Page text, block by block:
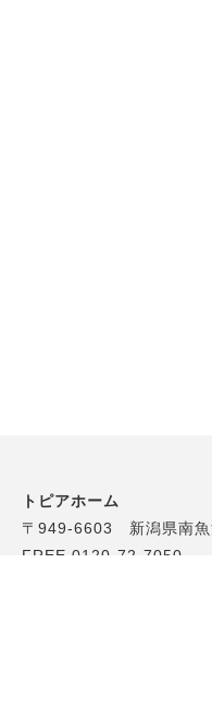
トピアホーム
〒949-6603 新潟県南魚
FREE.0120-72-7050